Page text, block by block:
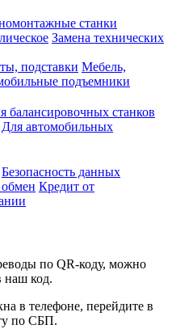
станки
Замена технических
подставки Мебель,
подъемники
балансировочных станков
Для автомобильных
Безопасность данных
Кредит от
по QR-коду, можно
наш код.
в телефоне, перейдите в
по СБП.